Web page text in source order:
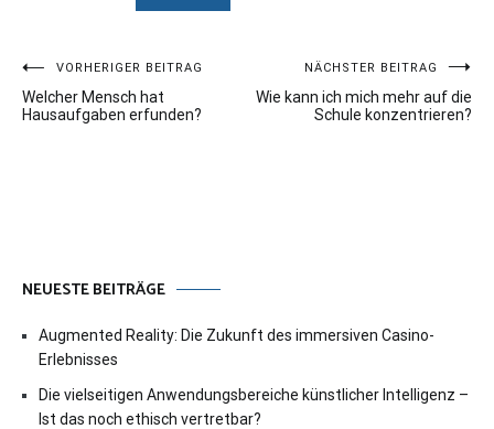
Beitragsnavigation
VORHERIGER BEITRAG
Welcher Mensch hat
Hausaufgaben erfunden?
NÄCHSTER BEITRAG
Wie kann ich mich mehr auf die
Schule konzentrieren?
NEUESTE BEITRÄGE
Augmented Reality: Die Zukunft des immersiven Casino-
Erlebnisses
Die vielseitigen Anwendungsbereiche künstlicher Intelligenz –
Ist das noch ethisch vertretbar?